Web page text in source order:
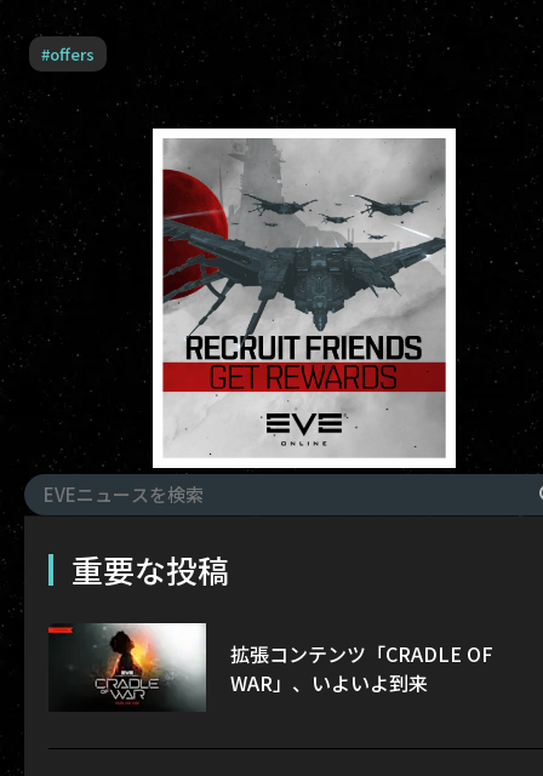
#offers
重要な投稿
拡張コンテンツ「CRADLE OF
WAR」、いよいよ到来